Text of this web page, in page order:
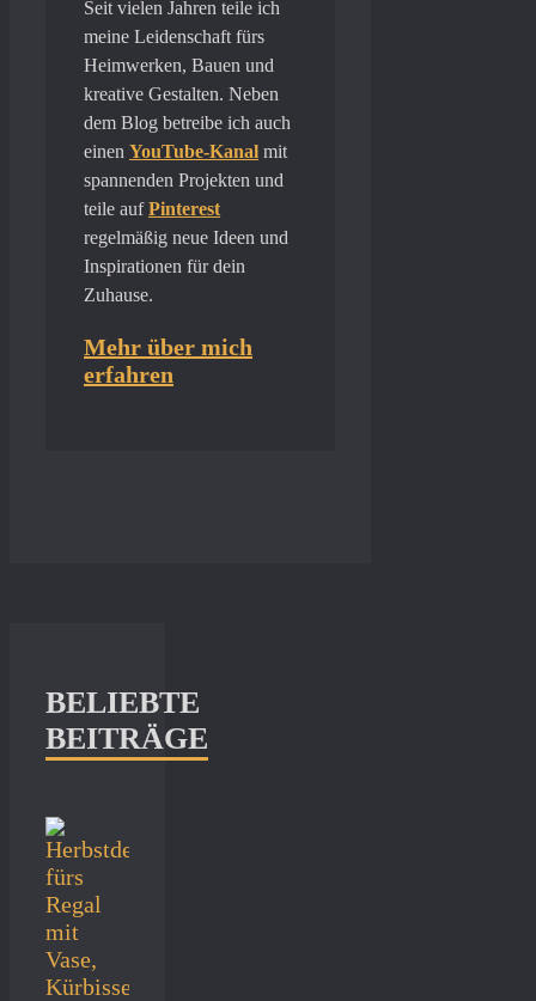
Seit vielen Jahren teile ich
meine Leidenschaft fürs
Heimwerken, Bauen und
kreative Gestalten. Neben
dem Blog betreibe ich auch
einen YouTube-Kanal mit
spannenden Projekten und
teile aufPinterest
regelmäßig neue Ideen und
Inspirationen für dein
Zuhause.
Mehr über mich
erfahren
BELIEBTE
BEITRÄGE